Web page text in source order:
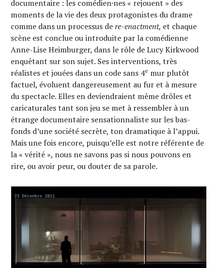
documentaire : les comédien·nes « rejouent » des
moments de la vie des deux protagonistes du drame
comme dans un processus dere-enactment, et chaque
scène est conclue ou introduite par la comédienne
Anne-Lise Heimburger, dans le rôle de Lucy Kirkwood
enquêtant sur son sujet. Ses interventions, très
réalistes et jouées dans un code sans 4e mur plutôt
factuel, évoluent dangereusement au fur et à mesure
du spectacle. Elles en deviendraient même drôles et
caricaturales tant son jeu se met à ressembler à un
étrange documentaire sensationnaliste sur les bas-
fonds d’une société secrète, ton dramatique à l’appui.
Mais une fois encore, puisqu’elle est notre référente de
la « vérité », nous ne savons pas si nous pouvons en
rire, ou avoir peur, ou douter de sa parole.